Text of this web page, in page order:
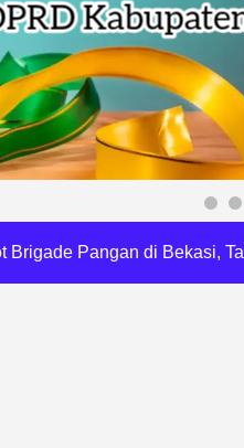
Tirta Patriot Minta Maaf atas
Pemkot Bekasi
Harli Siregar Perkuat SDM
Korupsi dan Bijak
Pangan di Bekasi,
Kali Cileungsi,